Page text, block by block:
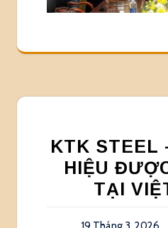
KTK STEEL
HIỆU
TẠI